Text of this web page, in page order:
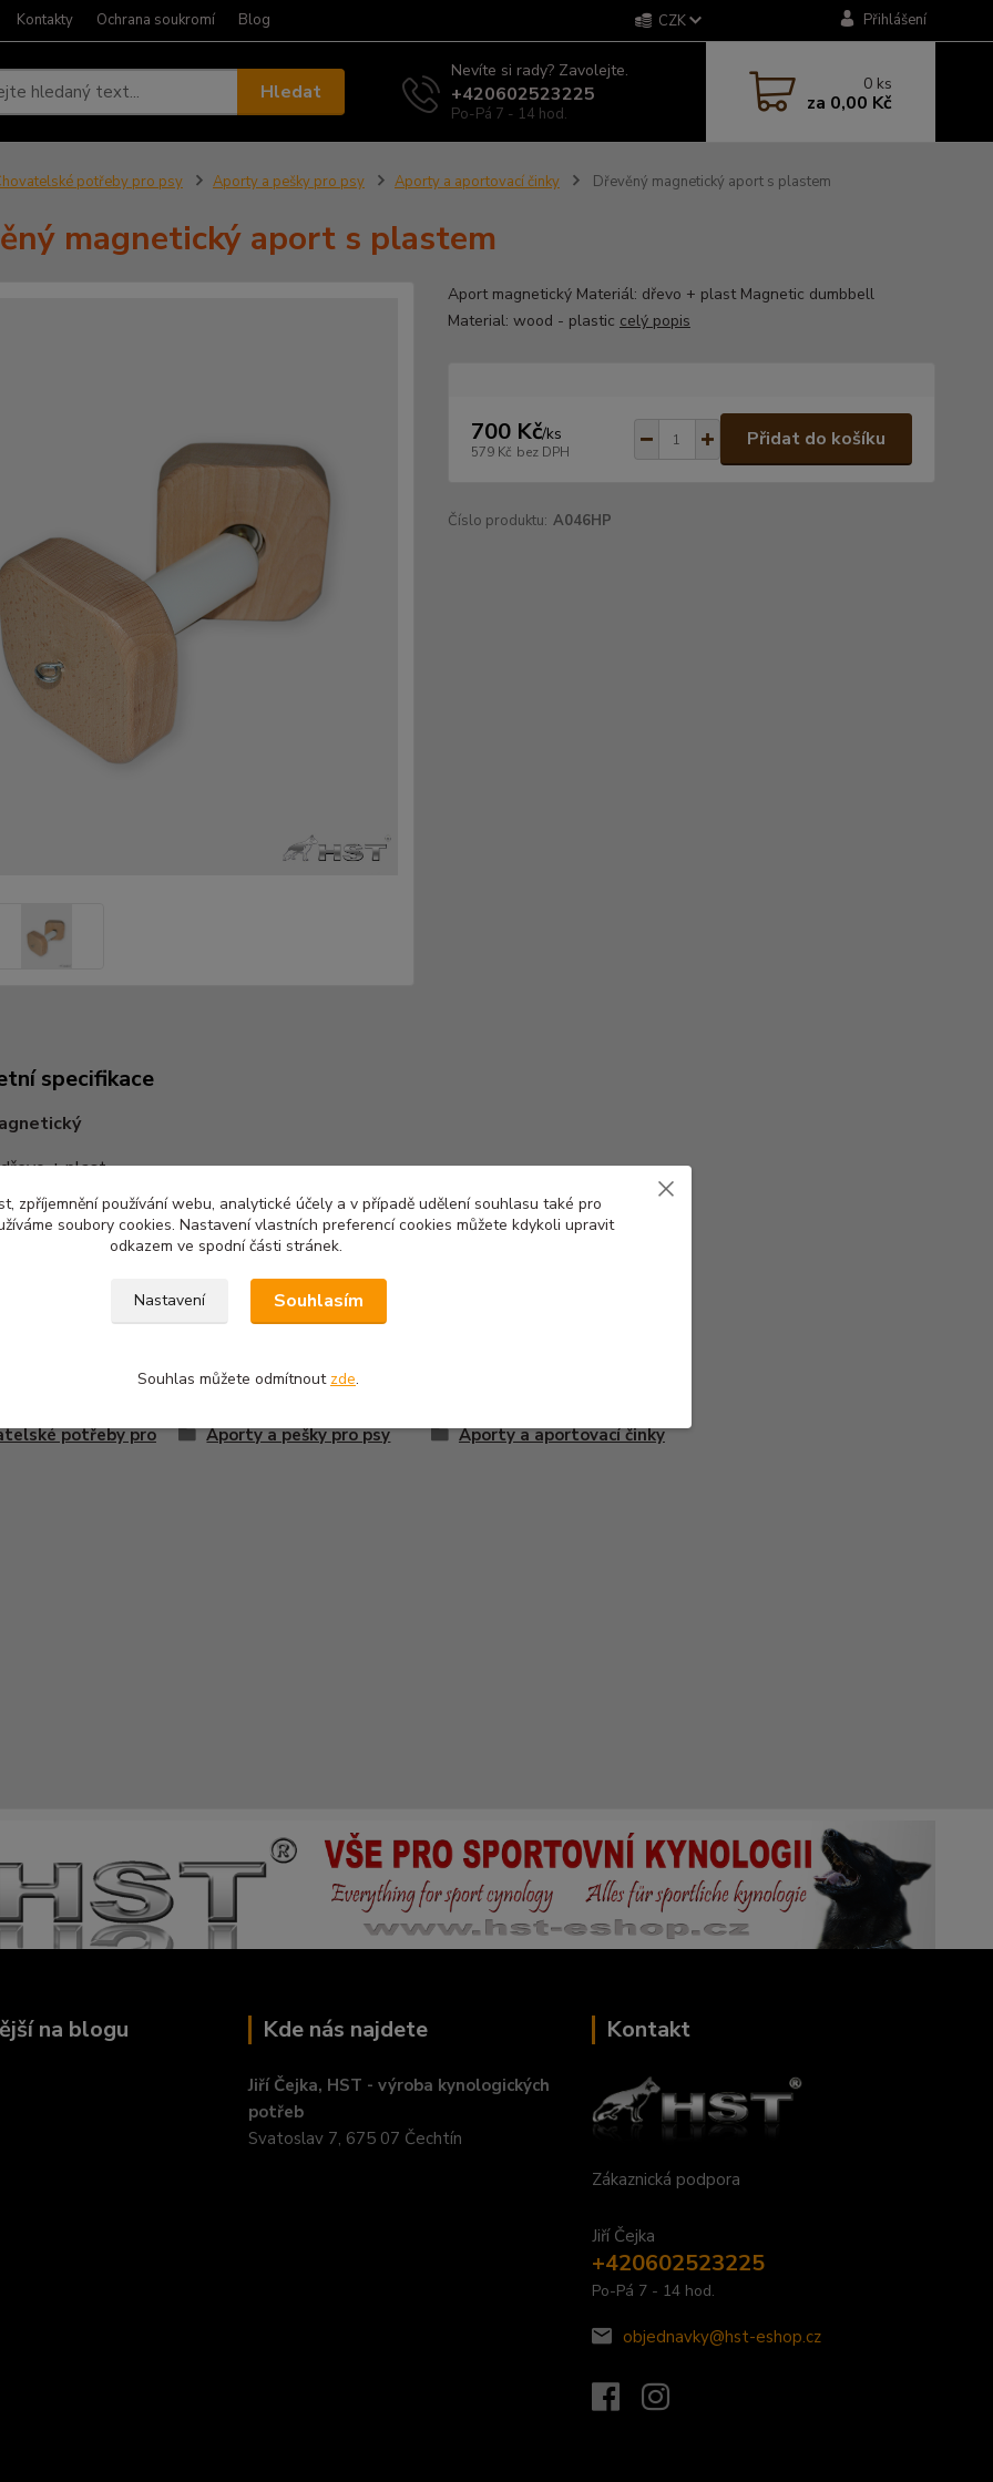
Kontakty Ochrana soukromí Blog CZK Přihlášení
Hledat
Nevíte si rady? Zavolejte.
+420602523225
Po-Pá 7 - 14 hod.
0 ks
za 0,00 Kč
potřeby pro psy Aporty a pešky pro psy Aporty a aportovací činky Dřevěný magnetický aport s plastem
magnetický aport s plastem
Aport magnetický Materiál: dřevo + plast Magnetic dumbbell
Material: wood - plastic celý popis
700 Kč/ks
579 Kč bez DPH
Přidat do košíku
Číslo produktu: A046HP
specifikace
+ plast
dumbbell
wood - plastic
v kategoriích
potřeby pro
Aporty a pešky pro psy Aporty a aportovací činky
na blogu Kde nás najdete
Jiří Čejka, HST - výroba kynologických
potřeb
Svatoslav 7, 675 07 Čechtín
Kontakt
Zákaznická podpora
Jiří Čejka
+420602523225
Po-Pá 7 - 14 hod.
objednavky@hst-eshop.cz
zpříjemnění používání webu, analytické účely a v případě udělení souhlasu také pro
soubory cookies. Nastavení vlastních preferencí cookies můžete kdykoli upravit
odkazem ve spodní části stránek.
Nastavení Souhlasím
Souhlas můžete odmítnout zde.